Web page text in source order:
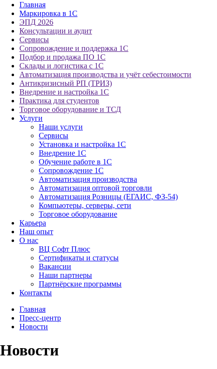
Главная
Маркировка в 1С
ЭПД 2026
Консультации и аудит
Сервисы
Сопровождение и поддержка 1С
Подбор и продажа ПО 1С
Склады и логистика с 1С
Автоматизация производства и учёт себестоимости
Антикризисный РП (ТРИЗ)
Внедрение и настройка 1С
Практика для студентов
Торговое оборудование и ТСД
Услуги
Наши услуги
Сервисы
Установка и настройка 1С
Внедрение 1С
Обучение работе в 1С
Сопровождение 1С
Автоматизация производства
Автоматизация оптовой торговли
Автоматизация Розницы (ЕГАИС, ФЗ-54)
Компьютеры, серверы, сети
Торговое оборудование
Карьера
Наш опыт
О нас
ВЦ Софт Плюс
Сертификаты и статусы
Вакансии
Наши партнеры
Партнёрские программы
Контакты
Главная
Пресс-центр
Новости
Новости